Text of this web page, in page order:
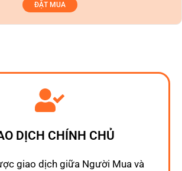
ĐẶT MUA
DỊCH CHÍNH CHỦ
giao dịch giữa Người Mua và